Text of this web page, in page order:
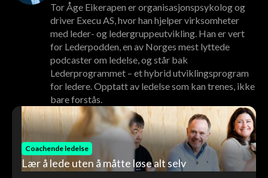
Tor Åge Eikerapen er organisasjonspsykolog og
driver Execu AS, hvor han hjelper virksomheter
med leder- og ledergruppeutvikling. Han er vert
for Lederpodden, en av Norges mest lyttede
podcaster om ledelse, og står bak
Lederprogrammet – et hybrid utviklingsprogram
for ledere. Opptatt av ledelse som kan trenes, ikke
bare forstås.
Coachende ledelse
Lær å lede uten å måtte løse alt selv